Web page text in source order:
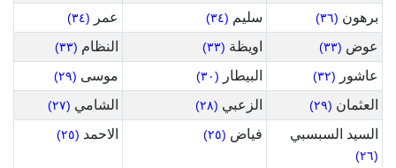
برهون (٣٦) سليم (٣٤) عمر (٣٤)
عوض (٣٣) اويظة (٣٣) النظام (٣٣)
عاشور (٣٢) البيطار (٣٠) موسى (٢٩)
العثمان (٢٩) الزعبي (٢٨) الشامي (٢٧)
السيد السبسبي
(٢٦)
فياض (٢٥) الاحمد (٢٥)